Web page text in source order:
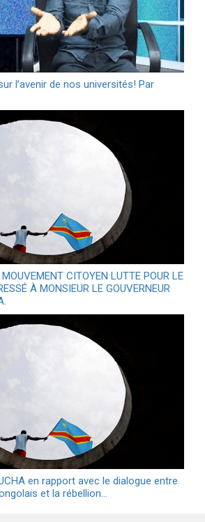
l’avenir de nos universités! Par
CITOYEN LUTTE POUR LE
À MONSIEUR LE GOUVERNEUR
en rapport avec le dialogue entre
et la rébellion…